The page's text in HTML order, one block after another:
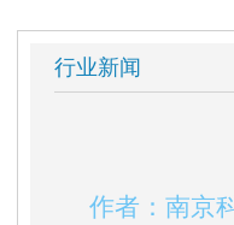
行业新闻
作者：南京